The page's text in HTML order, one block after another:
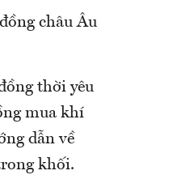
châu Âu
thời yêu
mua khí
dẫn về
khối.